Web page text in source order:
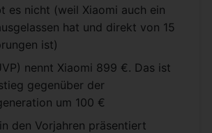
es nicht (weil Xiaomi auch ein
hat und direkt von 15
ist)
nennt Xiaomi 899 €. Das ist
gegenüber der
um 100 €
den Vorjahren präsentiert